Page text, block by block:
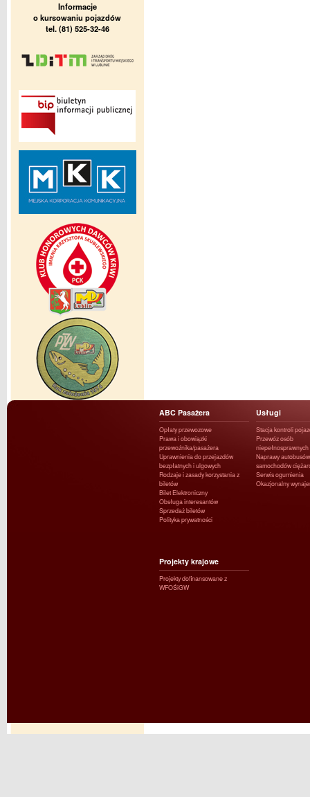
Informacje
o kursowaniu pojazdów
tel. (81) 525-32-46
ABC Pasażera
Opłaty przewozowe
Prawa i obowiązki
przewoźnika/pasażera
Uprawnienia do przejazdów
bezpłatnych i ulgowych
Rodzaje i zasady korzystania z
biletów
Bilet Elektroniczny
Obsługa interesantów
Sprzedaż biletów
Polityka prywatności
Usługi
Stacja kontroli
Przewóz osób
niepełnosprawnych
Naprawy
samochodów
Serwis ogumienia
Okazjonalny
Projekty krajowe
Projekty dofinansowane z
WFOŚiGW